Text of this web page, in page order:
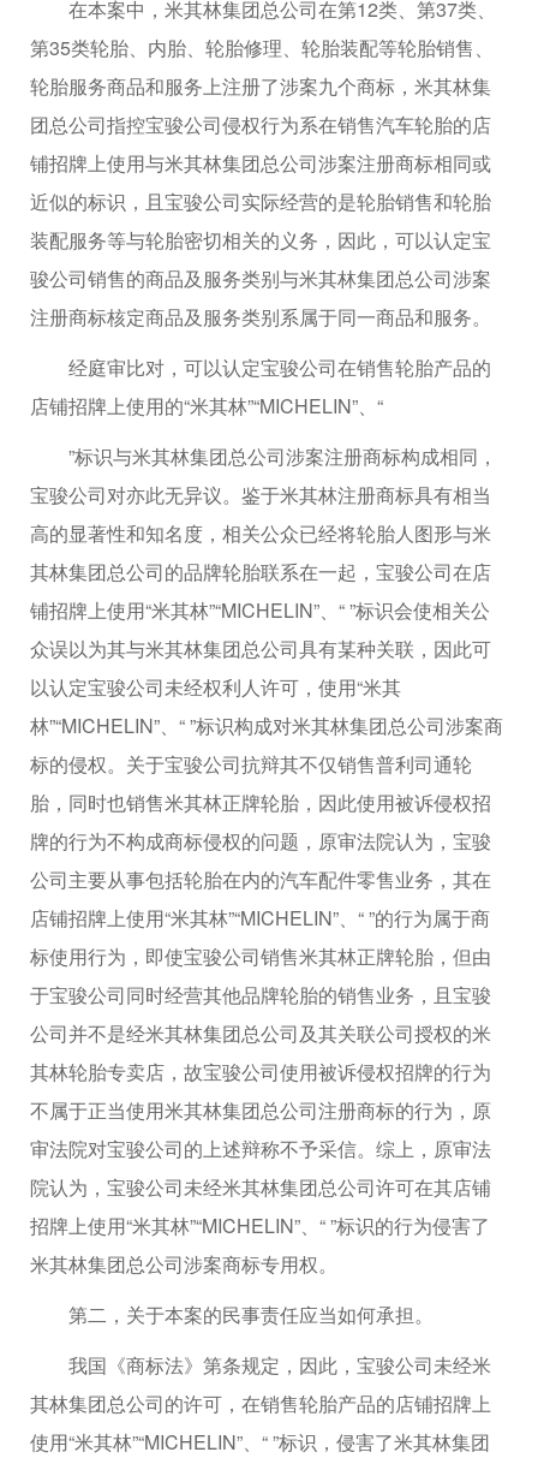
在本案中，米其林集团总公司在第12类、第37类、
第35类轮胎、内胎、轮胎修理、轮胎装配等轮胎销售、
轮胎服务商品和服务上注册了涉案九个商标，米其林集
团总公司指控宝骏公司侵权行为系在销售汽车轮胎的店
铺招牌上使用与米其林集团总公司涉案注册商标相同或
近似的标识，且宝骏公司实际经营的是轮胎销售和轮胎
装配服务等与轮胎密切相关的义务，因此，可以认定宝
骏公司销售的商品及服务类别与米其林集团总公司涉案
注册商标核定商品及服务类别系属于同一商品和服务。
经庭审比对，可以认定宝骏公司在销售轮胎产品的
店铺招牌上使用的“米其林”“MICHELIN”、“
”标识与米其林集团总公司涉案注册商标构成相同，
宝骏公司对亦此无异议。鉴于米其林注册商标具有相当
高的显著性和知名度，相关公众已经将轮胎人图形与米
其林集团总公司的品牌轮胎联系在一起，宝骏公司在店
铺招牌上使用“米其林”“MICHELIN”、“ ”标识会使相关公
众误以为其与米其林集团总公司具有某种关联，因此可
以认定宝骏公司未经权利人许可，使用“米其
林”“MICHELIN”、“ ”标识构成对米其林集团总公司涉案商
标的侵权。关于宝骏公司抗辩其不仅销售普利司通轮
胎，同时也销售米其林正牌轮胎，因此使用被诉侵权招
牌的行为不构成商标侵权的问题，原审法院认为，宝骏
公司主要从事包括轮胎在内的汽车配件零售业务，其在
店铺招牌上使用“米其林”“MICHELIN”、“ ”的行为属于商
标使用行为，即使宝骏公司销售米其林正牌轮胎，但由
于宝骏公司同时经营其他品牌轮胎的销售业务，且宝骏
公司并不是经米其林集团总公司及其关联公司授权的米
其林轮胎专卖店，故宝骏公司使用被诉侵权招牌的行为
不属于正当使用米其林集团总公司注册商标的行为，原
审法院对宝骏公司的上述辩称不予采信。综上，原审法
院认为，宝骏公司未经米其林集团总公司许可在其店铺
招牌上使用“米其林”“MICHELIN”、“ ”标识的行为侵害了
米其林集团总公司涉案商标专用权。
第二，关于本案的民事责任应当如何承担。
我国《商标法》第条规定，因此，宝骏公司未经米
其林集团总公司的许可，在销售轮胎产品的店铺招牌上
使用“米其林”“MICHELIN”、“ ”标识，侵害了米其林集团